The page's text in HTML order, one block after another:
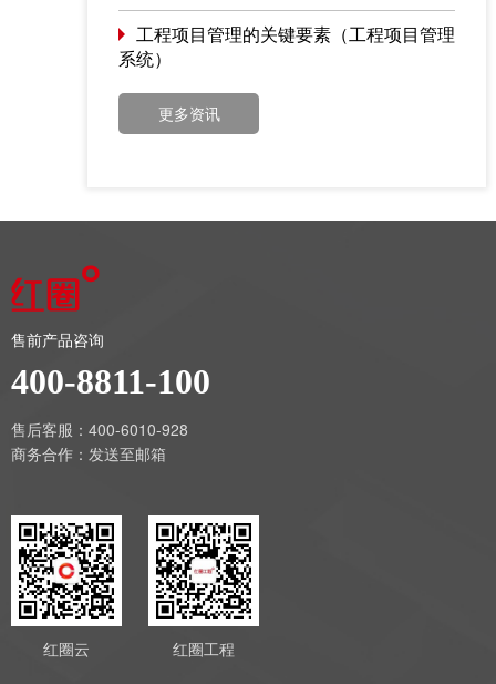
工程项目管理的关键要素（工程项目管理
系统）
更多资讯
售前产品咨询
400-8811-100
售后客服：400-6010-928
商务合作： 发送至邮箱
红圈云 红圈工程